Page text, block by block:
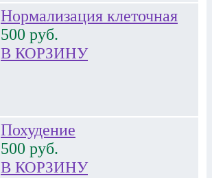
Нормализация клеточная
500 руб.
В КОРЗИНУ
Похудение
500 руб.
В КОРЗИНУ